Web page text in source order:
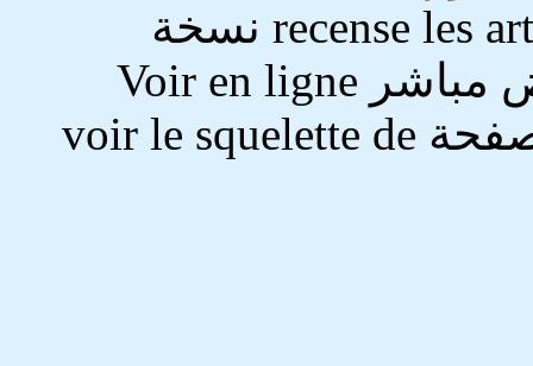
recense les articles et les brèves publiés depuis نسخة
للطباعة Version à imprimer عرض مباشر Voir en ligne
عرض الصفحة النموذجية لهذه الصفحة voir le squelette de